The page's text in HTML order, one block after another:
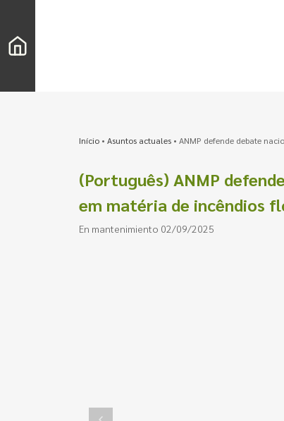
Início• Asuntos actuales• ANMP defende debate
(Português) ANMP
em matéria de incêndios
En mantenimiento 02/09/2025